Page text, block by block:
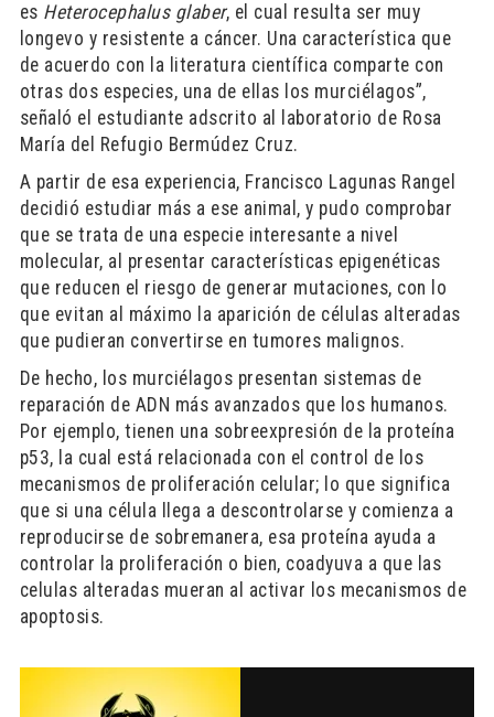
es Heterocephalus glaber, el cual resulta ser muy
longevo y resistente a cáncer. Una característica que
de acuerdo con la literatura científica comparte con
otras dos especies, una de ellas los murciélagos”,
señaló el estudiante adscrito al laboratorio de Rosa
María del Refugio Bermúdez Cruz.
A partir de esa experiencia, Francisco Lagunas Rangel
decidió estudiar más a ese animal, y pudo comprobar
que se trata de una especie interesante a nivel
molecular, al presentar características epigenéticas
que reducen el riesgo de generar mutaciones, con lo
que evitan al máximo la aparición de células alteradas
que pudieran convertirse en tumores malignos.
De hecho, los murciélagos presentan sistemas de
reparación de ADN más avanzados que los humanos.
Por ejemplo, tienen una sobreexpresión de la proteína
p53, la cual está relacionada con el control de los
mecanismos de proliferación celular; lo que significa
que si una célula llega a descontrolarse y comienza a
reproducirse de sobremanera, esa proteína ayuda a
controlar la proliferación o bien, coadyuva a que las
celulas alteradas mueran al activar los mecanismos de
apoptosis.